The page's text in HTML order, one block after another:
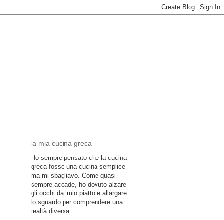
la mia cucina greca
Ho sempre pensato che la cucina
greca fosse una cucina semplice
ma mi sbagliavo. Come quasi
sempre accade, ho dovuto alzare
gli occhi dal mio piatto e allargare
lo sguardo per comprendere una
realtà diversa.